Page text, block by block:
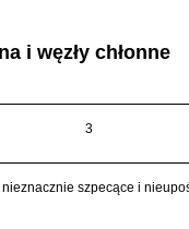
i węzły chłonne
3
nieznacznie szpecące i